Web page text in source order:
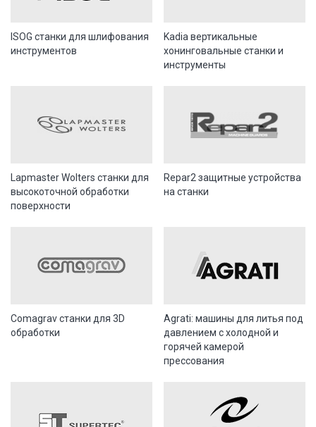
ISOG станки для шлифования
инструментов
Kadia вертикальные
хонинговальные станки и
инструменты
Lapmaster Wolters станки для
высокоточной обработки
поверхности
Repar2 защитные устройства
на станки
Comagrav станки для 3D
обработки
Agrati: машины для литья под
давлением с холодной и
горячей камерой
прессования